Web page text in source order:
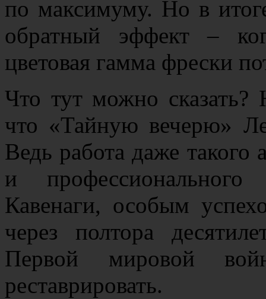
по максимуму. Но в
обратный эффект –
цветовая гамма фрески
Что тут можно сказать?
что «Тайную вечерю»
Ведь работа даже такого
и
Кавенаги, особым
через полтора
Первой мировой
реставрировать.